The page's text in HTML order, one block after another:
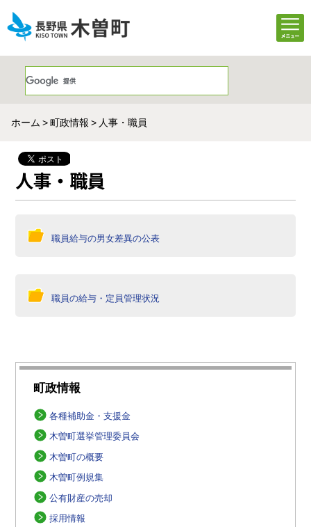
ホーム 町政情報 人事・職員
町政情報
各種補助金・支援金
木曽町選挙管理委員会
木曽町の概要
木曽町例規集
公有財産の売却
採用情報
人事・職員
職員給与の男女差異の公表
職員の給与・定員管理状況